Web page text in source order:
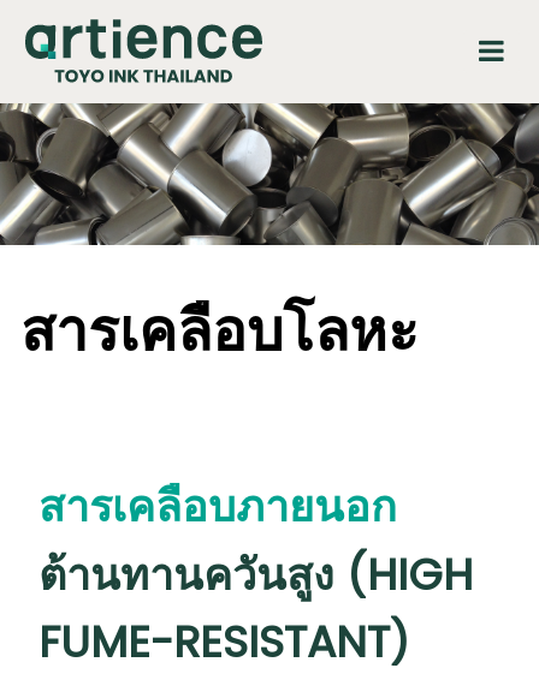
สารเคลือบโลหะ
สารเคลือบภายนอก
ต้านทานควันสูง (HIGH
FUME-RESISTANT)